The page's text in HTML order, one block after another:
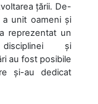
țării. De-
unit oameni și
reprezentat un
și
au fost posibile
și-au dedicat